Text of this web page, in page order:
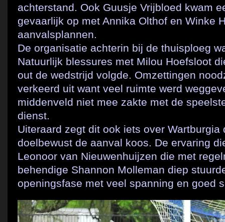
achterstand. Ook Guusje Vrijbloed kwam
gevaarlijk op met Annika Olthof en Winke
aanvalsplannen.
De organisatie achterin bij de thuisploeg
Natuurlijk blessures met Milou Hoefsloot
out de wedstrijd volgde. Omzettingen
verkeerd uit want veel ruimte werd
middenveld niet mee zakte met de
dienst.
Uiteraard zegt dit ook iets over Wartburgia
doelbewust de aanval koos. De ervaring
Leonoor van Nieuwenhuijzen die met
behendige Shannon Molleman diep
openingsfase met veel spanning en goed